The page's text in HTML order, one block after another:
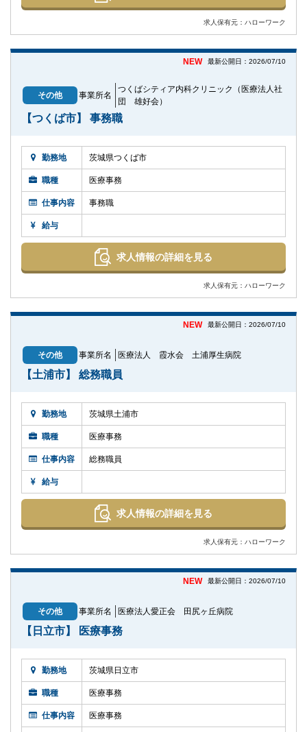
求人保有元：ハローワーク
NEW 最新公開日：2026/07/10
その他 事業所名
つくばシティア内科クリニック（医療法人社
団 雄好会）
【つくば市】 事務職
勤務地 茨城県つくば市
職種 医療事務
仕事内容 事務職
給与
求人情報の詳細を見る
求人保有元：ハローワーク
NEW 最新公開日：2026/07/10
その他 事業所名 医療法人 霞水会 土浦厚生病院
【土浦市】 総務職員
勤務地 茨城県土浦市
職種 医療事務
仕事内容 総務職員
給与
求人情報の詳細を見る
求人保有元：ハローワーク
NEW 最新公開日：2026/07/10
その他 事業所名 医療法人愛正会 田尻ヶ丘病院
【日立市】 医療事務
勤務地 茨城県日立市
職種 医療事務
仕事内容 医療事務